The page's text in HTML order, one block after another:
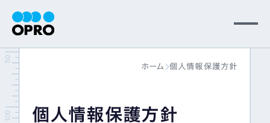
会社情報
事業内容
ホーム 個人情報保護方針
個人情報保護方針